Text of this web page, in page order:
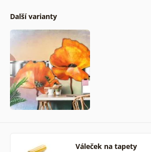
Další varianty
Váleček na tapety